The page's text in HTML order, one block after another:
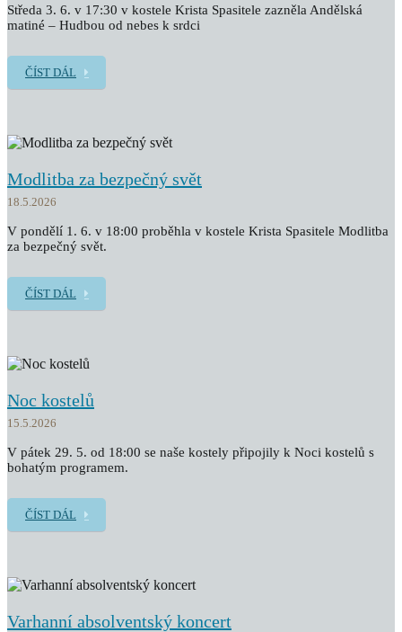
Středa 3. 6. v 17:30 v kostele Krista Spasitele zazněla Andělská
matiné – Hudbou od nebes k srdci
ČÍST DÁL
Modlitba za bezpečný svět
18.5.2026
V pondělí 1. 6. v 18:00 proběhla v kostele Krista Spasitele Modlitba
za bezpečný svět.
ČÍST DÁL
Noc kostelů
15.5.2026
V pátek 29. 5. od 18:00 se naše kostely připojily k Noci kostelů s
bohatým programem.
ČÍST DÁL
Varhanní absolventský koncert